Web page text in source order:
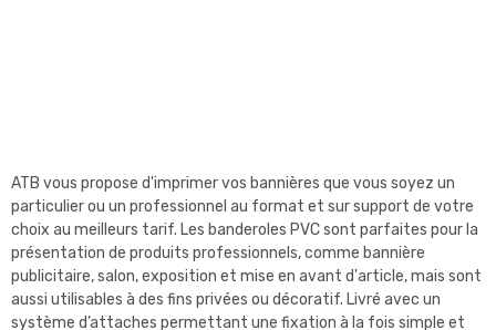
ATB vous propose d'imprimer vos bannières que vous soyez un
particulier ou un professionnel au format et sur support de votre
choix au meilleurs tarif. Les banderoles PVC sont parfaites pour la
présentation de produits professionnels, comme bannière
publicitaire, salon, exposition et mise en avant d'article, mais sont
aussi utilisables à des fins privées ou décoratif. Livré avec un
système d’attaches permettant une fixation à la fois simple et